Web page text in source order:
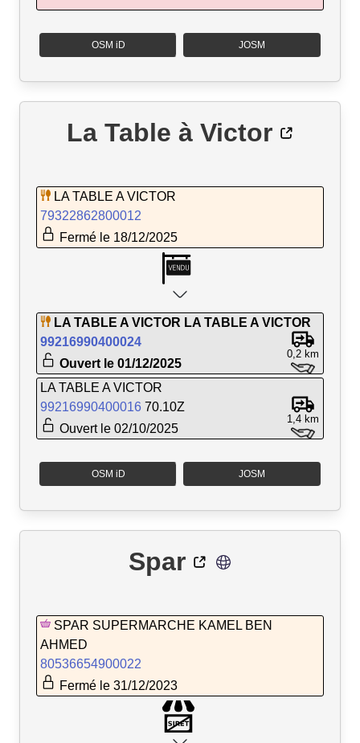
OSM iD JOSM
La Table à Victor
LA TABLE A VICTOR
79322862800012
Fermé le 18/12/2025
LA TABLE A VICTOR LA TABLE A VICTOR
99216990400024
Ouvert le 01/12/2025
0,2 km
LA TABLE A VICTOR
99216990400016 70.10Z
Ouvert le 02/10/2025
1,4 km
OSM iD JOSM
Spar
SPAR SUPERMARCHE KAMEL BEN
AHMED
80536654900022
Fermé le 31/12/2023